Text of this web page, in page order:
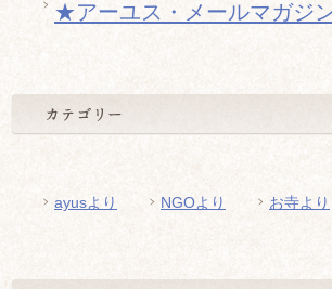
★アーユス・メールマガジ
ayusより NGOより お寺より